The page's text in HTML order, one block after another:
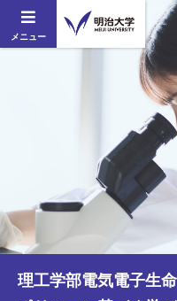
メニュー
理工学部電気電子生